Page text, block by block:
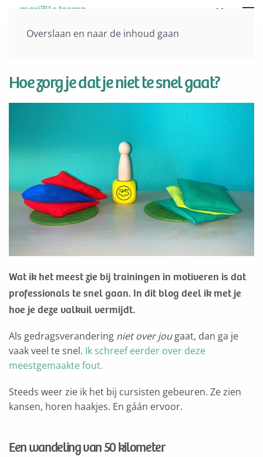
Overslaan en naar de inhoud gaan
Menu
Hoe zorg je dat je niet te snel gaat?
Wat ik het meest zie bij trainingen in motiveren is dat
professionals te snel gaan. In dit blog deel ik met je
hoe je deze valkuil vermijdt.
Als gedragsverandering niet over jougaat, dan ga je
vaak veel te snel. Ik schreef eerder over deze
meestgemaakte fout.
Steeds weer zie ik het bij cursisten gebeuren. Ze zien
kansen, horen haakjes. En gáán ervoor.
Een wandeling van 50 kilometer